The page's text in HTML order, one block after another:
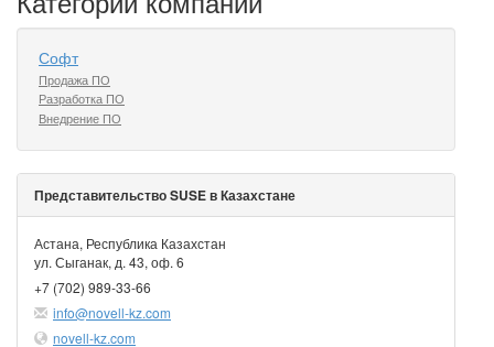
Софт
Продажа ПО
Разработка ПО
Внедрение ПО
Представительство SUSE в Казахстане
Астана, Республика Казахстан
ул. Сыганак, д. 43, оф. 6
+7 (702) 989-33-66
info@novell-kz.com
novell-kz.com